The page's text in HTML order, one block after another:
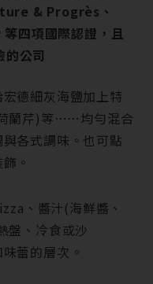
& Progrès、
四項國際認證，且
的公司
德細灰海鹽加上特
蘭芹)等⋯⋯均勻混合
各式調味。也可點
。
、醬汁(海鮮醬、
盤、冷食或沙
蕾的層次。